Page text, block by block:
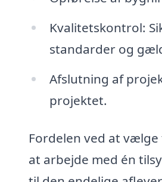
Kvalitetskontrol:
standarder og
Afslutning af
projektet.
Fordelen ved at
at arbejde med én